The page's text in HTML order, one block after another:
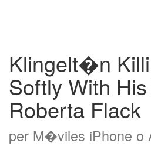
Klingelt�n
Softly With
Roberta Flack
per M�viles iPhone o